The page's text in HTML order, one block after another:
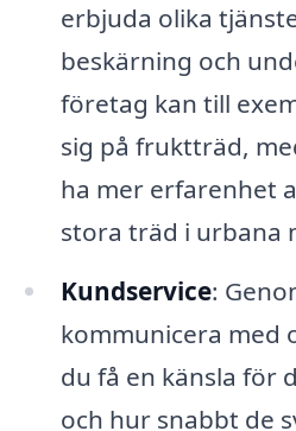
erbjuda olika
beskärning och
företag kan till
sig på fruktträd,
ha mer erfarenhet
stora träd i urbana
Kundservice:
kommunicera med
du få en känsla för
och hur snabbt de